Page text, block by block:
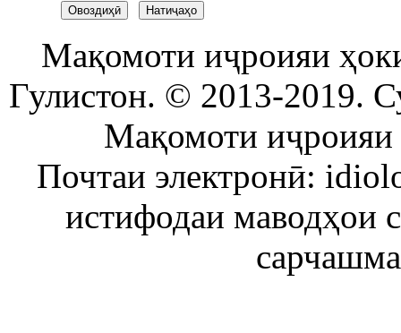
Мақомоти иҷроияи
Гулистон. © 2013-2019.
Мақомоти иҷроияи
Почтаи электронӣ:
истифодаи маводҳои